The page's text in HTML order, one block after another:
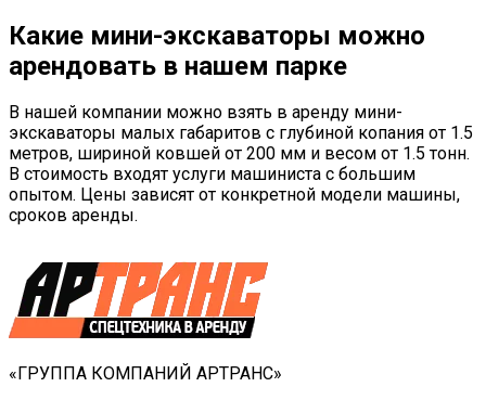
Какие мини-экскаваторы можно
арендовать в нашем парке
В нашей компании можно взять в аренду мини-
экскаваторы малых габаритов с глубиной копания от 1.5
метров, шириной ковшей от 200 мм и весом от 1.5 тонн.
В стоимость входят услуги машиниста с большим
опытом. Цены зависят от конкретной модели машины,
сроков аренды.
«ГРУППА КОМПАНИЙ АРТРАНС»